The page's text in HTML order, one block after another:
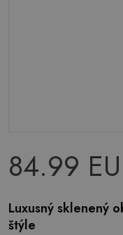
84.99
Luxusný sklenený
štýle